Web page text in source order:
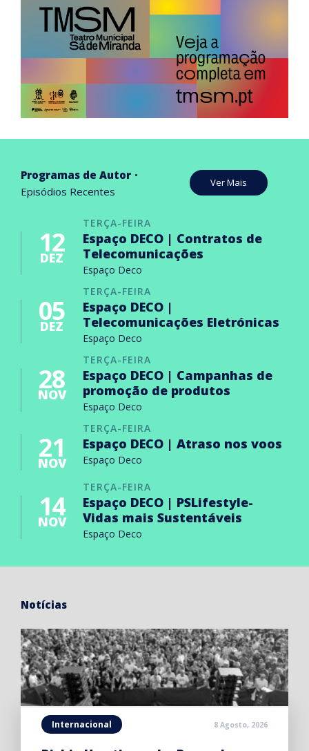
Programas de Autor
Episódios Recentes
Ver Mais
TERÇA-FEIRA
12
DEZ
Espaço DECO | Contratos de
Telecomunicações
Espaço Deco
TERÇA-FEIRA
05
DEZ
Espaço DECO |
Telecomunicações Eletrónicas
Espaço Deco
TERÇA-FEIRA
28
NOV
Espaço DECO | Campanhas de
promoção de produtos
Espaço Deco
TERÇA-FEIRA
21
NOV
Espaço DECO | Atraso nos voos
Espaço Deco
TERÇA-FEIRA
14
NOV
Espaço DECO | PSLifestyle-
Vidas mais Sustentáveis
Espaço Deco
Notícias
Internacional 8 Agosto, 2026